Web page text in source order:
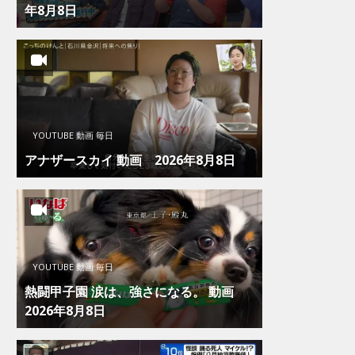
年8月8日
YOUTUBE 動画 毎日
アナザースカイ 動画 2026年8月8日
YOUTUBE 動画 毎日
熱闘甲子園 涙は、強さになる。 動画
2026年8月8日